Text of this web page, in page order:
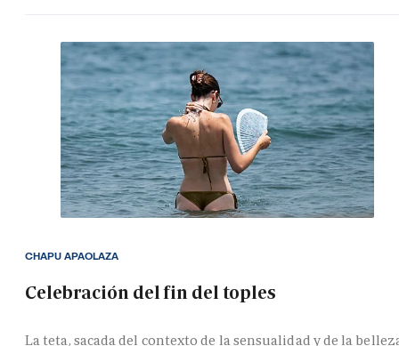
Celebración del fin del toples
La teta, sacada del contexto de la sensualidad y de la
CHAPU APAOLAZA